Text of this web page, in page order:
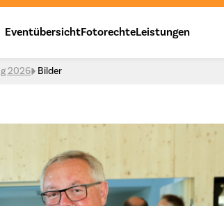
EventübersichtFotorechteLeistungen
2026 Bilder